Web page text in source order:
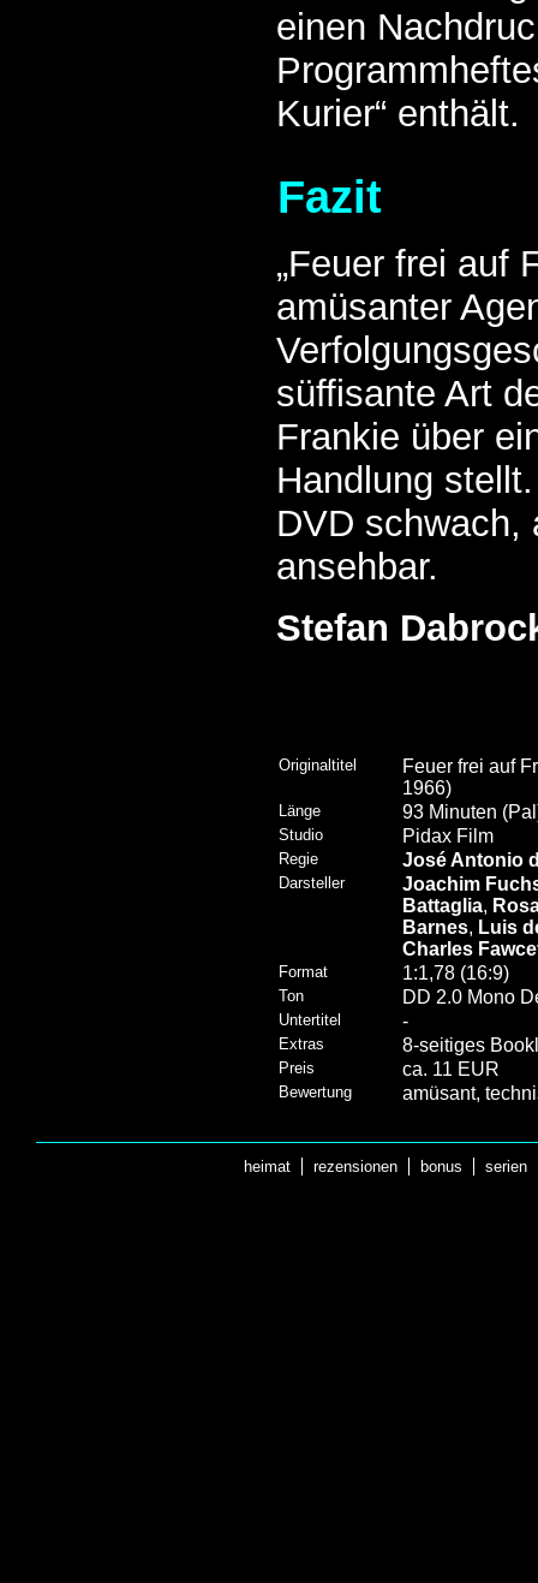
einen
Kurier“ enthält.
Fazit
„Feuer frei auf
amüsanter
süffisante Art
Frankie über
Handlung
DVD schwach,
ansehbar.
Stefan
Originaltitel
Feuer frei auf
1966)
Länge 93 Minuten
Studio Pidax Film
Regie José Antonio
Darsteller
Joachim
Battaglia,
Barnes, Luis
Charles
Format 1:1,78 (16:9)
Ton DD 2.0 Mono
Untertitel -
Extras 8-seitiges
Preis ca. 11 EUR
Bewertung amüsant,
heimat rezensionen bonus serien